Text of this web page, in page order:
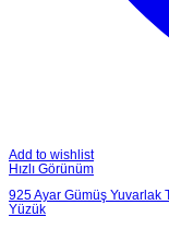
Add to wishlist
Hızlı Görünüm
925 Ayar Gümüş Yuvarlak
Yüzük